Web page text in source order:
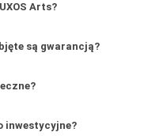
Arts?
są gwarancją?
inwestycyjne?